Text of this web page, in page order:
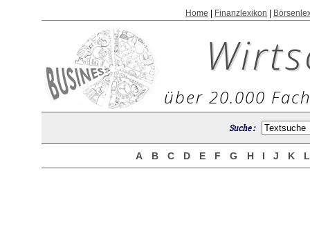
Home Finanzlexikon
über 20.000
Suche :
A B C D E F G H I J K